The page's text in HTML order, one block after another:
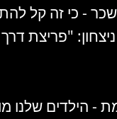
- כי זה קל
ניצחון: "פריצת
- הילדים שלנו